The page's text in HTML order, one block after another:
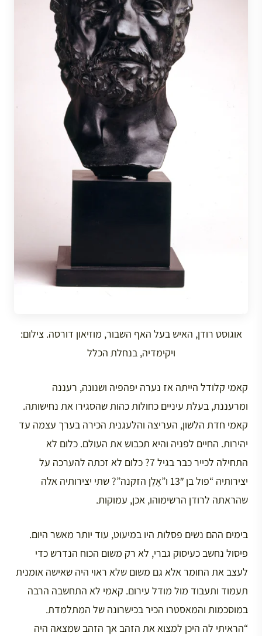
אוגוסט רודן, האיש בעל האף השבור, מוזיאון דורסה. צילום:
ויקימדיה, בנחלת הכלל
קאמי קלודל הייתה אז נערה יפהפיה ושנונה, רעננה
ומרעננת, בעלת עיניים כחולות כהות שהסגירו את נחישותה.
קאמי חדת הלשון, העריצה והלעגנית הכירה בערך עצמה עד
יהירות. החיים לפניה והיא תכבוש את העולם. כלום לא
התחילה לכייר כבר בגיל 7? כלום לא זכתה להערכה על
יצירותיה “פול בן 13″ ו”אֶלֵן הזקנה”? שתי יצירותיה אלה
שהראתה לרודן הרשימוהו, אכן, עמוקות.
בימים ההם נשים פסלות היו במיעוט, עוד יותר מאשר היום.
פיסול נחשב כעיסוק גברי, לא רק משום הכוח הנדרש כדי
לעצב את החומר אלא גם משום שלא ראוי היה שאישה אומנית
תעמוד ותעבוד מול מודל עירום. קאמי לא התחשבה הרבה
במוסכמות והמאסטרו הכיר בכישרונה של המתלמדת.
“הראיתי לה היכן למצוא את הזהב אך הזהב שמצאה היה